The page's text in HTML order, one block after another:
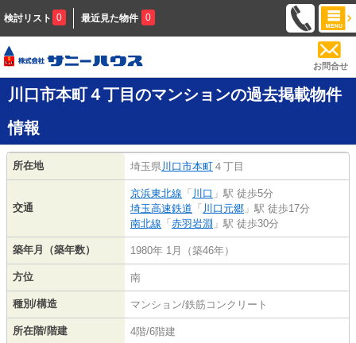
検討リスト 0 最近見た物件 0
お問合せ
川口市本町４丁目のマンションの過去掲載物件
情報
所在地 埼玉県 川口市本町 ４丁目
交通
京浜東北線 「 川口 」駅 徒歩5分
埼玉高速鉄道 「 川口元郷 」駅 徒歩17分
南北線 「 赤羽岩淵 」駅 徒歩30分
築年月（築年数） 1980年 1月（築46年）
方位 南
種別/構造 マンション/鉄筋コンクリート
所在階/階建 4階/6階建